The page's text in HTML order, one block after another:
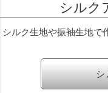
シルク
シルク生地や振袖生地で
シ